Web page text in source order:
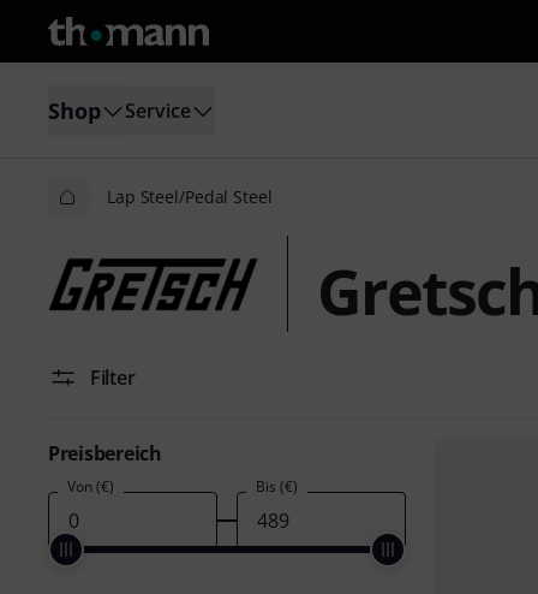
Shop Service
Lap Steel/Pedal Steel
Filter
Preisbereich
Von (€) Bis (€)